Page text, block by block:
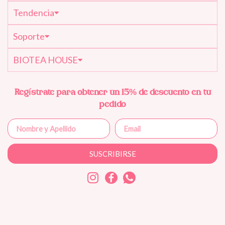
Tendencia
Soporte
BIOTEA HOUSE
Regístrate para obtener un 15% de descuento en tu
pedido
SUSCRIBIRSE